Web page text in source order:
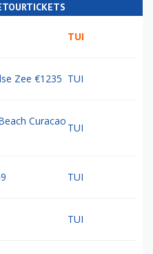
TUI
Zee €1235 TUI
Curacao
TUI
TUI
TUI